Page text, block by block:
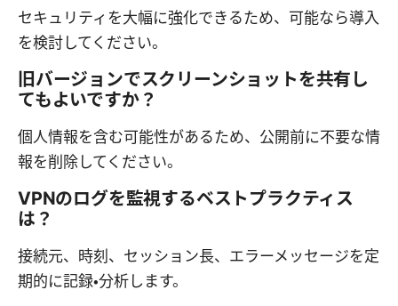
セキュリティを大幅に強化できるため、可能なら導入
を検討してください。
旧バージョンでスクリーンショットを共有し
てもよいですか？
個人情報を含む可能性があるため、公開前に不要な情
報を削除してください。
VPNのログを監視するベストプラクティス
は？
接続元、時刻、セッション長、エラーメッセージを定
期的に記録・分析します。